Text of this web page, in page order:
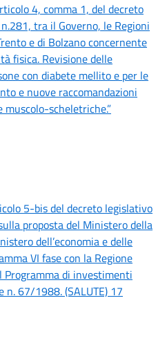
4, comma 1, del decreto
tra il Governo, le Regioni
e di Bolzano concernente
fisica. Revisione delle
con diabete mellito e per le
e nuove raccomandazioni
muscolo-scheletriche.”
5-bis del decreto legislativo
proposta del Ministero della
dell’economia e delle
VI fase con la Regione
di investimenti
67/1988. (SALUTE) 17